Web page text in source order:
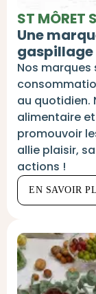
ST MÔRET
Une
Nos marques
au quotidien.
alimentaire
promouvoir
allie plaisir,
actions !
EN SAVOIR